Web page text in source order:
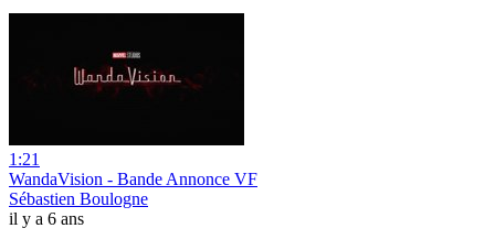
1:21
WandaVision - Bande Annonce VF
Sébastien Boulogne
il y a 6 ans